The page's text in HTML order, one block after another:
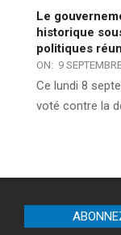
Le
historique
politiques
ON: 9
Ce lundi 8
voté contre la